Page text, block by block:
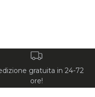
gratuita in 24-72
ore!